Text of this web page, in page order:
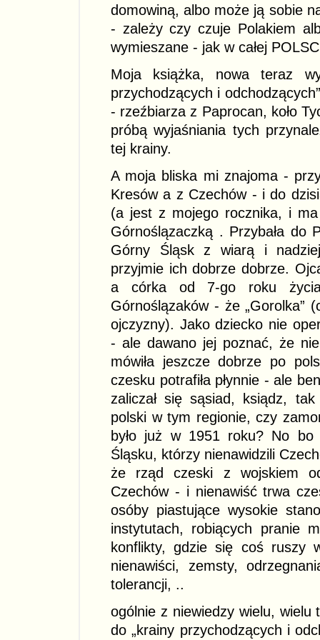
domowiną, albo może ją sobie
- zależy czy czuje Polakiem
wymieszane - jak w całej
Moja książka, nowa teraz
przychodzących i
- rzeźbiarza z Paprocan, koło
próbą wyjaśniania tych
tej krainy.
A moja bliska mi znajoma -
Kresów a z Czechów - i do
(a jest z mojego rocznika, i
Górnoślązaczką . Przybała do
Górny Śląsk z wiarą i
przyjmie ich dobrze dobrze.
a córka od 7-go roku
Górnoślązaków - że „Gorolka”
ojczyzny). Jako dziecko nie
- ale dawano jej poznać, że
mówiła jeszcze dobrze po
czesku potrafiła płynnie - ale
zaliczał się sąsiad, ksiądz,
polski w tym regionie, czy
było już w 1951 roku? No
Śląsku, którzy nienawidzili
że rząd czeski z wojskiem
Czechów - i nienawiść trwa
osóby piastujące wysokie
instytutach, robiących pranie
konflikty, gdzie się coś
nienawiści, zemsty,
tolerancji, ..
ogólnie z niewiedzy wielu,
do „krainy przychodzących i